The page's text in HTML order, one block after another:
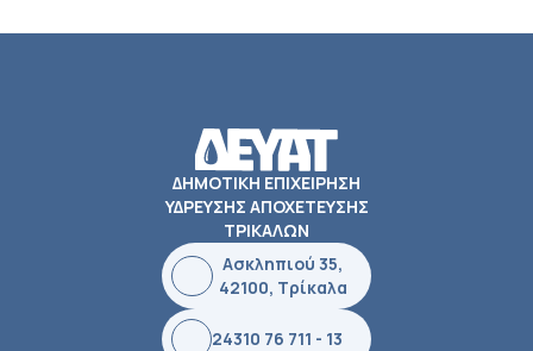
ΔΗΜΟΤΙΚΗ ΕΠΙΧΕΙΡΗΣΗ
ΥΔΡΕΥΣΗΣ ΑΠΟΧΕΤΕΥΣΗΣ
ΤΡΙΚΑΛΩΝ
Ασκληπιού 35,
42100, Τρίκαλα
24310 76 711 - 13